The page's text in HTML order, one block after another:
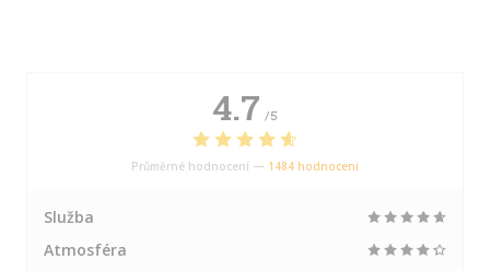
4.7 /5
Průměrné hodnocení — 1484 hodnoceni
Služba
Atmosféra